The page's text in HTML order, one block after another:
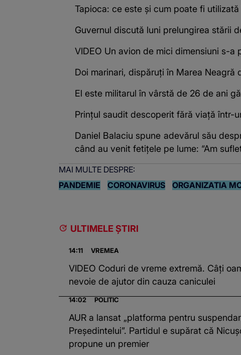
Tapioca: ce este și cum poate fi
Guvernul discută luni prelungirea stării
VIDEO Un avion de mici dimensiuni s-a
Doi marinari, dispăruți în Marea
El este militarul în vârstă de 26 de ani
Prințul saudit descoperit fără viață într-
Daniel Balaciu spune adevărul său
când au venit fetițele pe lume: “Am
MAI MULTE DESPRE:
PANDEMIE
CORONAVIRUS ORGANIZATIA
ULTIMELE ȘTIRI
14:11 VREMEA
VIDEO Coduri de vreme extremă. Câți
nevoie de ajutor din cauza caniculei
14:02 POLITIC
AUR a lansat „platforma pentru
Președintelui”. Partidul e supărat că
propune un premier